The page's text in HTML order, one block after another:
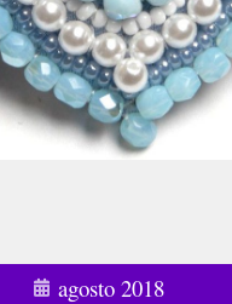
agosto 2018